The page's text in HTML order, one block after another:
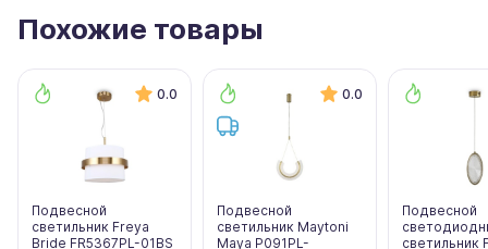
Похожие товары
0.0
Подвесной
светильник Freya
Bride FR5367PL-01BS
0.0
Подвесной
светильник Maytoni
Maya P091PL-
Подвесной
светильник